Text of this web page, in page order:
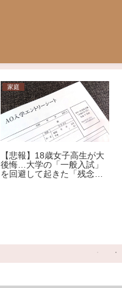
家庭
【悲報】18歳女子高生が大
後悔…大学の「一般入試」
を回避して起きた「残念す